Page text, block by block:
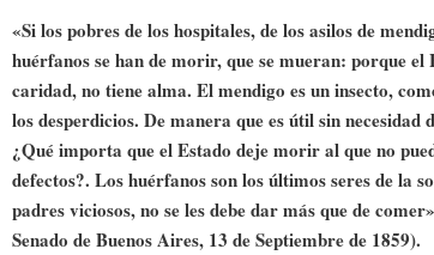
«Si los pobres de los hospitales, de los asilos de
huérfanos se han de morir, que se mueran: porque el
caridad, no tiene alma. El mendigo es un insecto,
los desperdicios. De manera que es útil sin necesidad
¿Qué importa que el Estado deje morir al que no
defectos?. Los huérfanos son los últimos seres de la
padres viciosos, no se les debe dar más que de
Senado de Buenos Aires, 13 de Septiembre de 1859).